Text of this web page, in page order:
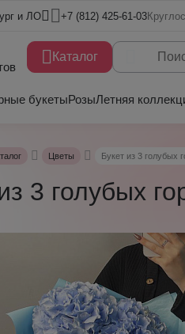
и ЛО +7 (812) 425-61-03
Каталог
букетыРозыЛетняя
Цветы Букет из 3 голубых
3 голубых